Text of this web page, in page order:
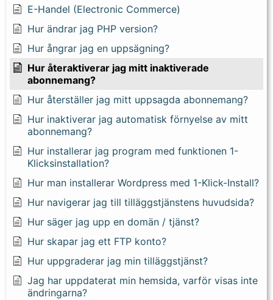
E-Handel (Electronic Commerce)
Hur ändrar jag PHP version?
Hur ångrar jag en uppsägning?
Hur återaktiverar jag mitt inaktiverade
abonnemang?
Hur återställer jag mitt uppsagda abonnemang?
Hur inaktiverar jag automatisk förnyelse av mitt
abonnemang?
Hur installerar jag program med funktionen 1-
Klicksinstallation?
Hur man installerar Wordpress med 1-Klick-Install?
Hur navigerar jag till tilläggstjänstens huvudsida?
Hur säger jag upp en domän / tjänst?
Hur skapar jag ett FTP konto?
Hur uppgraderar jag min tilläggstjänst?
Jag har uppdaterat min hemsida, varför visas inte
ändringarna?